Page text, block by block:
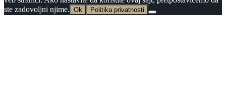
ste zadovoljni njime. Ok Politika privatnosti